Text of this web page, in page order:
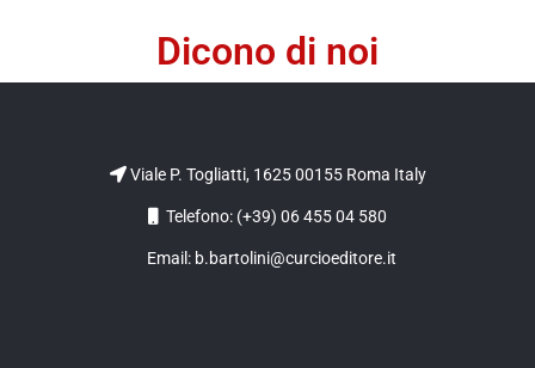
Dicono di noi
Viale P. Togliatti, 1625 00155 Roma Italy
Telefono: (+39) 06 455 04 580
Email: b.bartolini@curcioeditore.it